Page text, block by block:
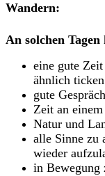
Wandern:
An solchen
eine gute
ähnlich
gute
Zeit an
Natur und
alle Sinne zu
wieder
in Bewegung